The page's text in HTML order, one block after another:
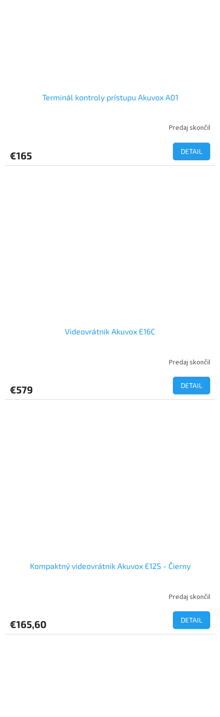
Terminál kontroly prístupu Akuvox A01
Predaj skončil
€165 DETAIL
Videovrátnik Akuvox E16C
Predaj skončil
€579 DETAIL
Kompaktný videovrátnik Akuvox E12S - Čierny
je
5,0
Predaj skončil
€165,60 DETAIL